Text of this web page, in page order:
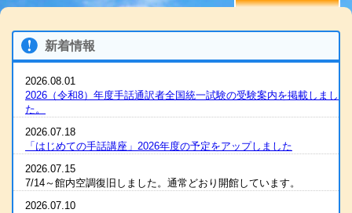
新着情報
2026.08.01
2026（令和8）年度手話通訳者全国統一試験の受験案内を掲載しまし
た。
2026.07.18
「はじめての手話講座」2026年度の予定をアップしました
2026.07.15
7/14～館内空調復旧しました。通常どおり開館しています。
2026.07.10